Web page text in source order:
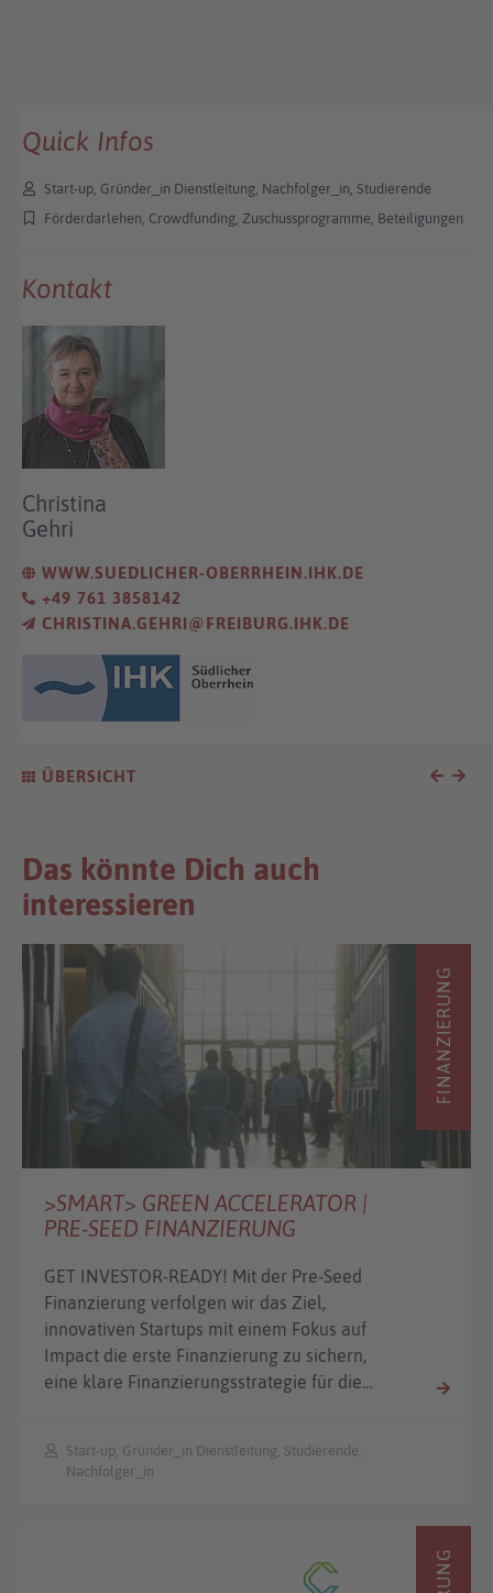
ÜBERSICHT
Quick Infos
Start-up, Gründer_in Dienstleitung, Nachfolger_in, Studierende
Förderdarlehen, Crowdfunding, Zuschussprogramme, Beteiligungen
Kontakt
Christina
Gehri
WWW.SUEDLICHER-OBERRHEIN.IHK.DE
+49 761 3858142
CHRISTINA.GEHRI@FREIBURG.IHK.DE
Das könnte Dich auch
interessieren
FINANZIERUNG
>SMART> GREEN ACCELERATOR |
PRE-SEED FINANZIERUNG
GET INVESTOR-READY! Mit der Pre-Seed
Finanzierung verfolgen wir das Ziel,
innovativen Startups mit einem Fokus auf
Impact die erste Finanzierung zu sichern,
eine klare Finanzierungsstrategie für die…
Start-up, Gründer_in Dienstleitung, Studierende,
Nachfolger_in